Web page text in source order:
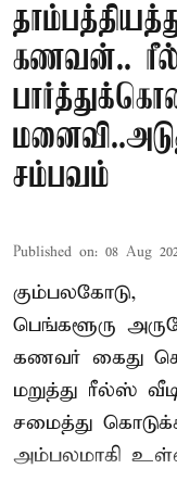
கணவன்..
சம்பவம்
Published on: 08 Aug
கும்பலகோடு,
பெங்களூரு
கணவர் கைது
மறுத்து ரீல்ஸ்
சமைத்து
அம்பலமாகி